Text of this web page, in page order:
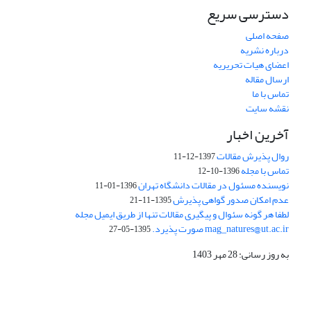
دسترسی سریع
صفحه اصلی
درباره نشریه
اعضای هیات تحریریه
ارسال مقاله
تماس با ما
نقشه سایت
آخرین اخبار
روال پذیرش مقالات1397-12-11
تماس با مجله1396-10-12
نویسنده مسئول در مقالات دانشگاه تهران1396-01-11
عدم امکان صدور گواهی پذیرش1395-11-21
لطفا هر گونه سئوال و پیگیری مقالات تنها از طریق ایمیل مجله
mag_natures@ut.ac.ir صورت پذیرد. 1395-05-27
به روز رسانی: 28 مهر 1403